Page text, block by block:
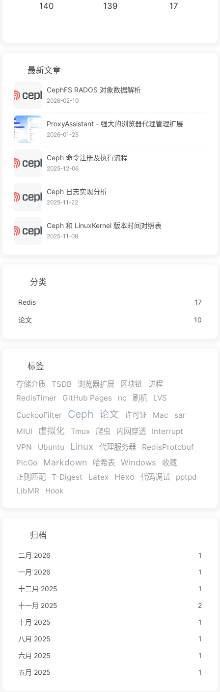
140 139 17
最新文章
CephFS RADOS 对象数据解析
2026-02-10
ProxyAssistant - 强大的浏览器代理管理扩展
2026-01-25
Ceph 命令注册及执行流程
2025-12-06
Ceph 日志实现分析
2025-11-22
Ceph 和 LinuxKernel 版本时间对照表
2025-11-08
分类
Redis 17
论文 10
标签
存储介质 TSDB 浏览器扩展 区块链
进程
RedisTimer
GitHub Pages nc 刷机
LVS
CuckooFilter
Ceph 论文 许可证 Mac
sar
MIUI
虚拟化 Tmux 爬虫 内网穿透
Interrupt
VPN
Ubuntu Linux 代理服务器
RedisProtobuf
PicGo
Markdown 哈希表 Windows
收藏
正则匹配
T-Digest Latex Hexo 代码调试
pptpd
LibMR
Hook
归档
二月 2026
1
一月 2026
1
十二月 2025
1
十一月 2025
2
十月 2025
1
八月 2025
1
六月 2025
1
五月 2025
1